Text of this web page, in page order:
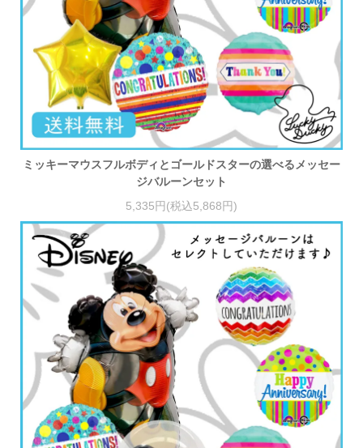
ミッキーマウスフルボディとゴールドスターの選べるメッセー
ジバルーンセット
5,335円(税込5,868円)